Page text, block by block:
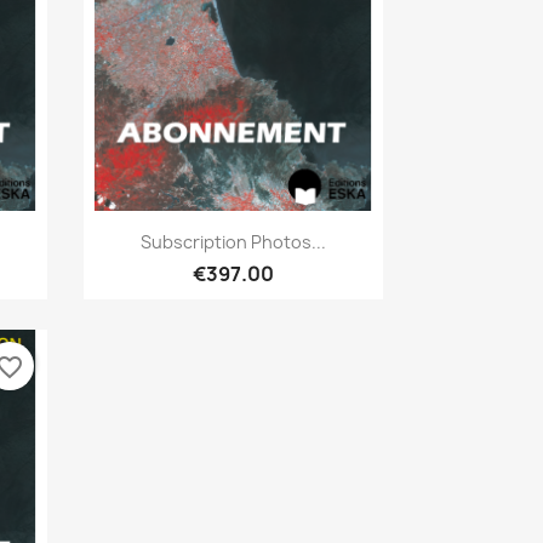
Quick view
Subscription Photos...
€397.00